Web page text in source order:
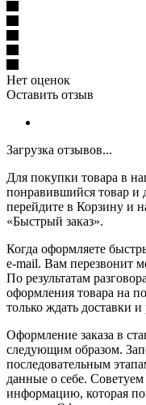
Нет оценок
Оставить отзыв
Загрузка отзывов...
Для покупки товара в
понравившийся товар и
перейдите в Корзину и
«Быстрый заказ».
Когда оформляете
e-mail. Вам перезвонит
По результатам
оформления товара на
только ждать доставки
Оформление заказа в
следующим образом.
последовательным
данные о себе.
информацию, которая